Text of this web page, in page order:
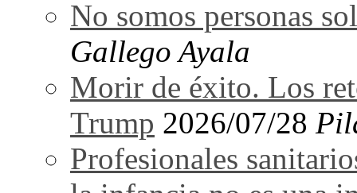
No somos personas
Gallego Ayala
Morir de éxito. Los
Trump 2026/07/28
Profesionales